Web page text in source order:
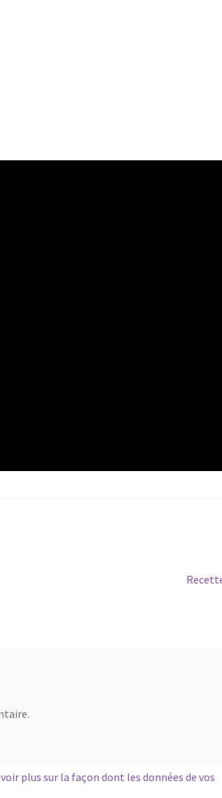
Article
plus sur la façon dont les données de vos